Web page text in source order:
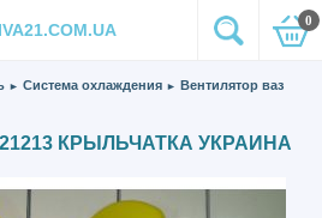
0
► Система охлаждения ► Вентилятор ваз
КРЫЛЬЧАТКА УКРАИНА